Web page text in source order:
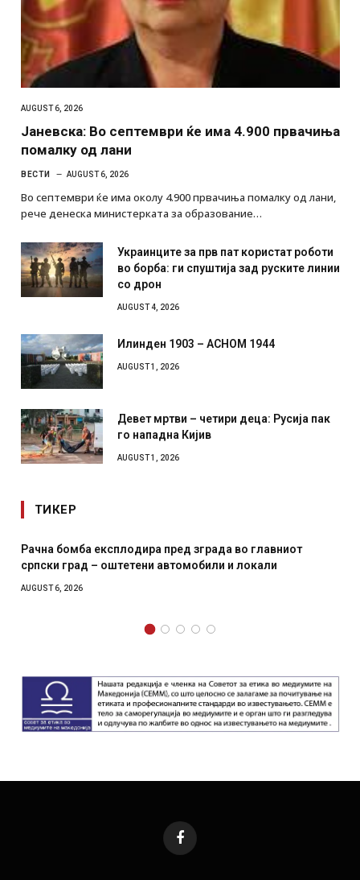
AUGUST 6, 2026
Јаневска: Во септември ќе има 4.900 првачиња
помалку од лани
ВЕСТИ AUGUST 6, 2026
Во септември ќе има околу 4.900 првачиња помалку од лани,
рече денеска министерката за образование…
Украинците за прв пат користат роботи
во борба: ги спуштија зад руските линии
со дрон
AUGUST 4, 2026
Илинден 1903 – АСНОМ 1944
AUGUST 1, 2026
Девет мртви – четири деца: Русија пак
го нападна Кијив
AUGUST 1, 2026
ТИКЕР
Рачна бомба експлодира пред зграда во главниот
српски град – оштетени автомобили и локали
AUGUST 6, 2026
Facebook